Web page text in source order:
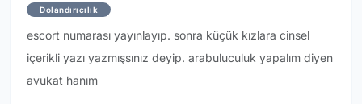
Dolandırıcılık
escort numarası yayınlayıp. sonra küçük kızlara cinsel
içerikli yazı yazmışsınız deyip. arabuluculuk yapalım diyen
avukat hanım